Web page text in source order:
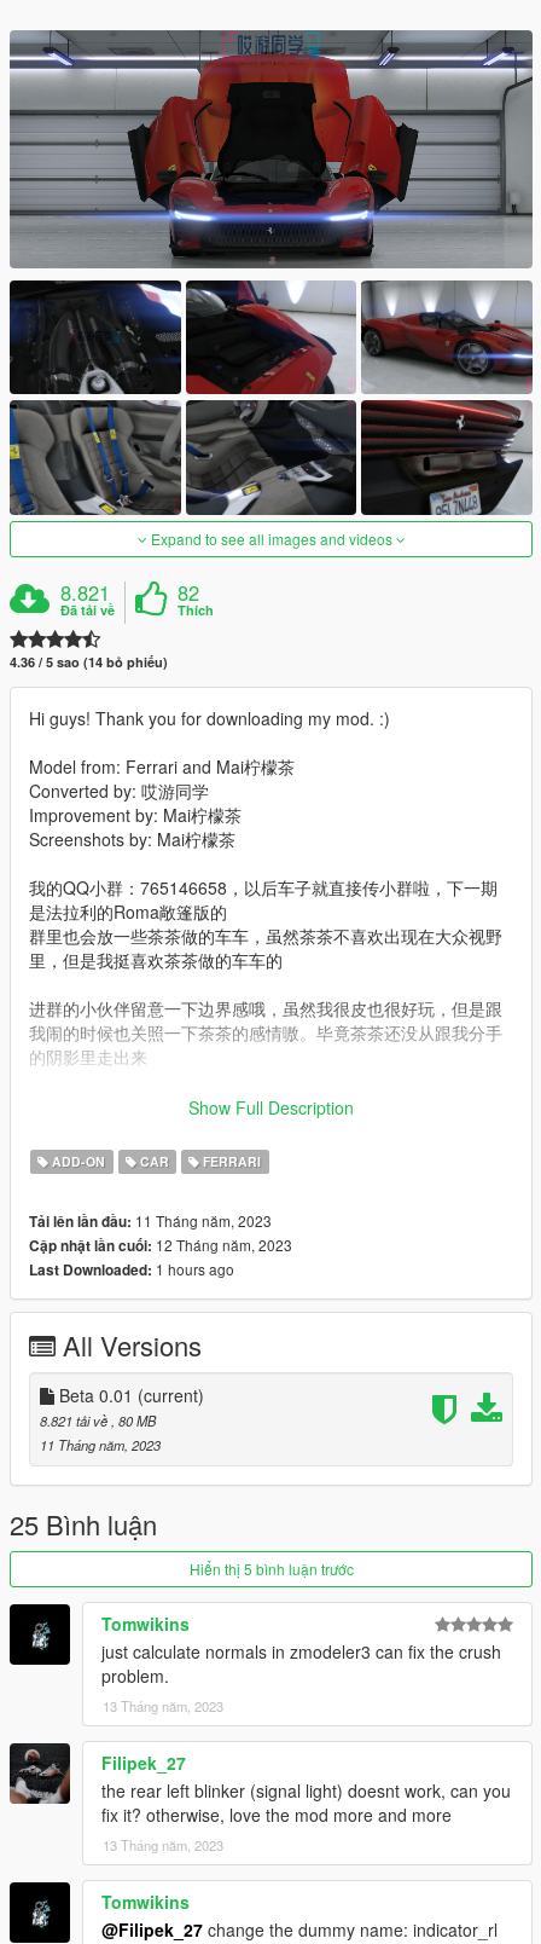
Expand to see all images and videos
8.821
Đã tải về
82
Thích
4.36 / 5 sao (14 bỏ phiếu)
Hi guys! Thank you for downloading my mod. :)
Model from: Ferrari and Mai柠檬茶
Converted by: 哎游同学
Improvement by: Mai柠檬茶
Screenshots by: Mai柠檬茶
我的QQ小群：765146658，以后车子就直接传小群啦，下一期
是法拉利的Roma敞篷版的
群里也会放一些茶茶做的车车，虽然茶茶不喜欢出现在大众视野
里，但是我挺喜欢茶茶做的车车的
进群的小伙伴留意一下边界感哦，虽然我很皮也很好玩，但是跟
我闹的时候也关照一下茶茶的感情嗷。毕竟茶茶还没从跟我分手
的阴影里走出来
==============安装说明 Installation==============
1.- Go to "\\mods\update\x64\dlcpacks\ " folder and create a
new folder called "daytonasp3" and put inside the "dlc.rpf" file.
2.- Edit "dlclist.xml" in
"\\mods\update\update.rpf\common\data\" . Add the following
line to the end:
3.- Edit "extratitleupdatedata.meta" in
"\\mods\update\update.rpf\common\data\" . Add the following
line to the end:
dlc_daytonasp3:/
update:/dlc_patch/daytonasp3/
4.- Done, use a Trainer to spawn the cars with "daytonasp3"
name, and enjoy!
==============这是拼装车记得改装
IMPORTANT==============
After spawn, use a Trainer to apply mod kits or get car
cumtomed:
Arch: Bodyshell 挡泥板（拱轮）： 刷出车身
Roof: Roof 车顶： 刷出车顶
Bonnet: Seatbelt ( it has two different seatbelts ) 引擎盖： 安全
带（安全带有两个版本：常规三点式安全带和四点式赛车安全
带）
FrontBumper: Plate " Daytona SP3 " 前保险杠： 车牌（写有
Show Full Description
ADD-ON CAR FERRARI
Tải lên lần đầu: 11 Tháng năm, 2023
Cập nhật lần cuối: 12 Tháng năm, 2023
Last Downloaded: 1 hours ago
All Versions
Beta 0.01 (current)
8.821 tải về , 80 MB
11 Tháng năm, 2023
25 Bình luận
Hiển thị 5 bình luận trước
Tomwikins
just calculate normals in zmodeler3 can fix the crush
problem.
13 Tháng năm, 2023
Filipek_27
the rear left blinker (signal light) doesnt work, can you
fix it? otherwise, love the mod more and more
13 Tháng năm, 2023
Tomwikins
@Filipek_27 change the dummy name: indicator_rl